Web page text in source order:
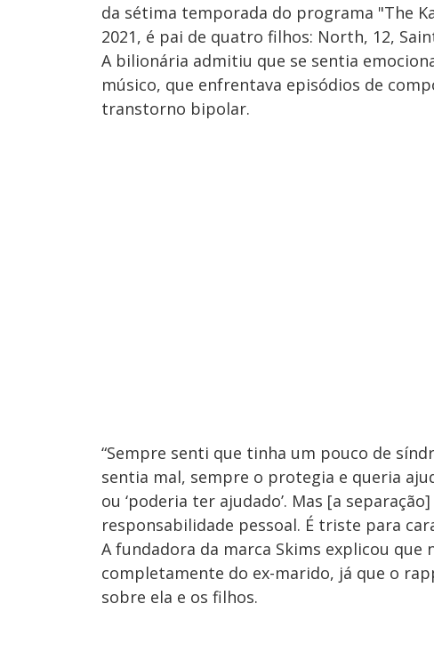
da sétima temporada do programa "The
2021, é pai de quatro filhos: North, 12,
A bilionária admitiu que se sentia
músico, que enfrentava episódios de
transtorno bipolar.
“Sempre senti que tinha um pouco de
sentia mal, sempre o protegia e queria
ou ‘poderia ter ajudado’. Mas [a
responsabilidade pessoal. É triste para
A fundadora da marca Skims explicou que
completamente do ex-marido, já que o
sobre ela e os filhos.